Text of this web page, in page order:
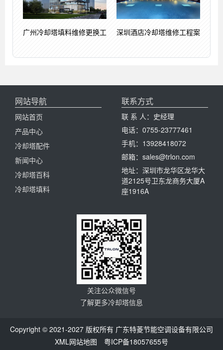
广州冷却塔填料维修更换工 深圳酒店冷却塔维修工程案
网站导航
网站首页
产品中心
冷却塔配件
新闻中心
冷却塔百科
冷却塔填料
联系方式
联 系 人：史经理
电话：0755-23777461
手机：13928418072
邮箱：sales@trlon.com
地址：深圳市龙华区龙华大
道2125号卫东龙商务大厦A
座1916A
关注公众微信号
了解更多冷却塔信息
Copyright © 2021-2027 版权所有 广东特菱节能空调设备有限公司
XML网站地图
粤ICP备18057655号